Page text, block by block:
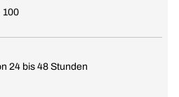
100
24 bis 48 Stunden